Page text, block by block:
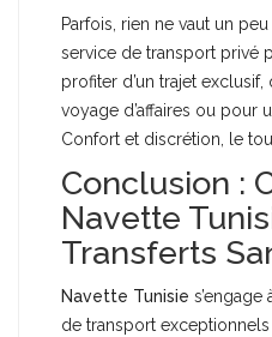
Parfois, rien ne vaut un
service de transport privé
profiter d’un trajet
voyage d’affaires ou pour
Confort et discrétion, le
Conclusion :
Navette
Transferts
Navette Tunisie
de transport